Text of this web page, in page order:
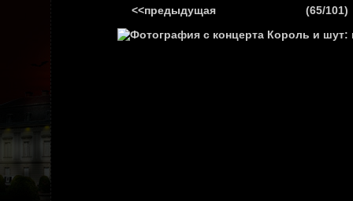
<<предыдущая (65/101)